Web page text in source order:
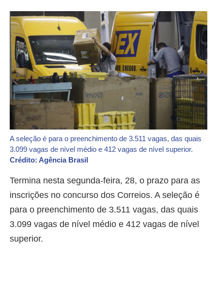
A seleção é para o preenchimento de 3.511 vagas, das quais
3.099 vagas de nível médio e 412 vagas de nível superior.
Crédito: Agência Brasil
Termina nesta segunda-feira, 28, o prazo para as
inscrições no concurso dos Correios. A seleção é
para o preenchimento de 3.511 vagas, das quais
3.099 vagas de nível médio e 412 vagas de nível
superior.